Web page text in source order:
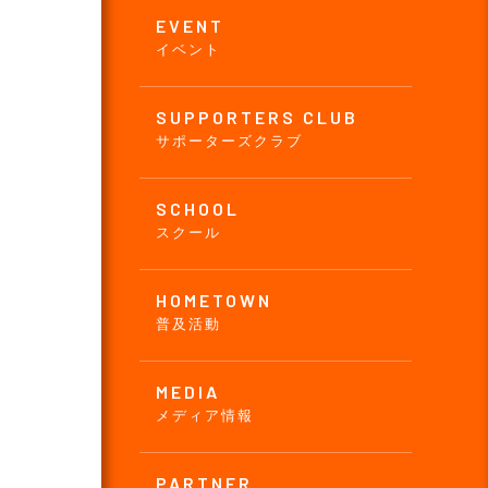
EVENT
イベント
SUPPORTERS CLUB
サポーターズクラブ
SCHOOL
スクール
HOMETOWN
普及活動
MEDIA
メディア情報
PARTNER